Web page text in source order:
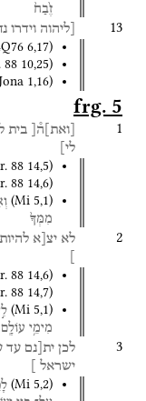
זֶ֙בַח֙
13 [ליהוה וידרו
6,17)
88 10,25)
1,16)
frg. 5
1 ואת ה֯[ בית
לי]
88 14,5)
88 14,6)
(Mi 5,1)
מִמְּךָ֙
2 לא יצ[א להיות
88 14,6)
88 14,7)
(Mi 5,1)
מִימֵ֥י
3 לכן ית[נם עד
ישראל
(Mi 5,2)